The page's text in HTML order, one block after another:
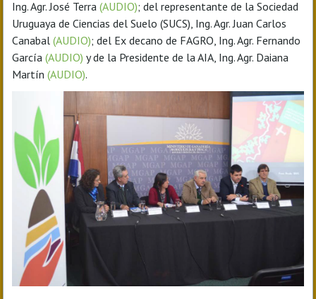
Ing. Agr. José Terra(AUDIO); del representante de la Sociedad
Uruguaya de Ciencias del Suelo (SUCS), Ing. Agr. Juan Carlos
Canabal(AUDIO); del Ex decano de FAGRO, Ing. Agr. Fernando
García(AUDIO) y de la Presidente de la AIA, Ing. Agr. Daiana
Martín(AUDIO).